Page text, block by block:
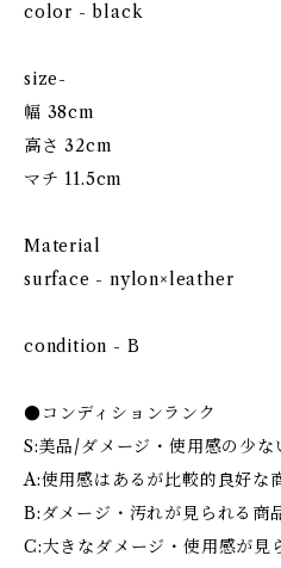
color - black
size-
幅 38cm
高さ 32cm
マチ 11.5cm
Material
surface - nylon×leather
condition - B
●コンディションランク
S:美品/ダメージ・使用感の少な
A:使用感はあるが比較的良好な
B:ダメージ・汚れが見られる商
C:大きなダメージ・使用感が見